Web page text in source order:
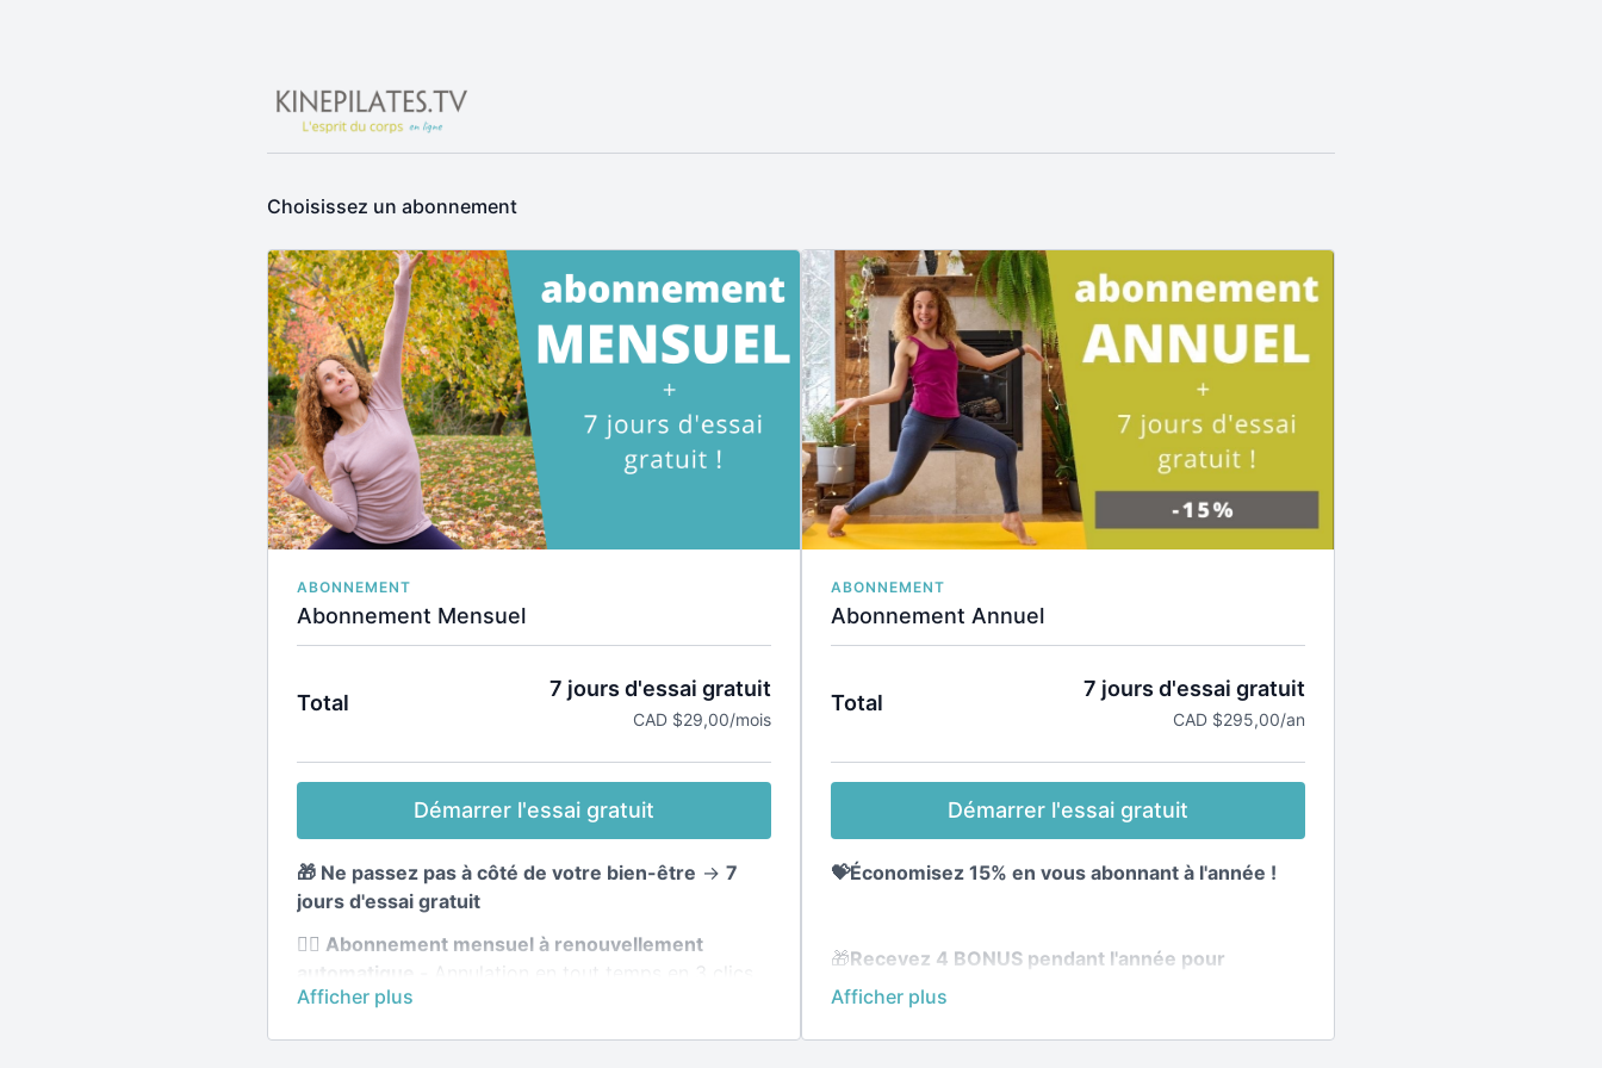
Choisissez un abonnement
ABONNEMENT
Abonnement Mensuel
Total
7 jours d'essai gratuit
CAD $29,00/mois
Démarrer l'essai gratuit
🎁 Ne passez pas à côté de votre bien-être → 7
jours d'essai gratuit
🧘‍♀️ Abonnement mensuel à renouvellement
automatique -
Annulation en tout temps en 3 clics.
Accès illimité à toute la plateforme ▸
Application incluse
ABONNEMENT
Abonnement Annuel
Total
7 jours d'essai gratuit
CAD $295,00/an
Démarrer l'essai gratuit
💝Économisez 15% en vous abonnant à l'année !
🎁Recevez 4 BONUS pendant l'année pour
transformez votre silhouette avec des recettes et
des plans nutritionnels selon les saisons !